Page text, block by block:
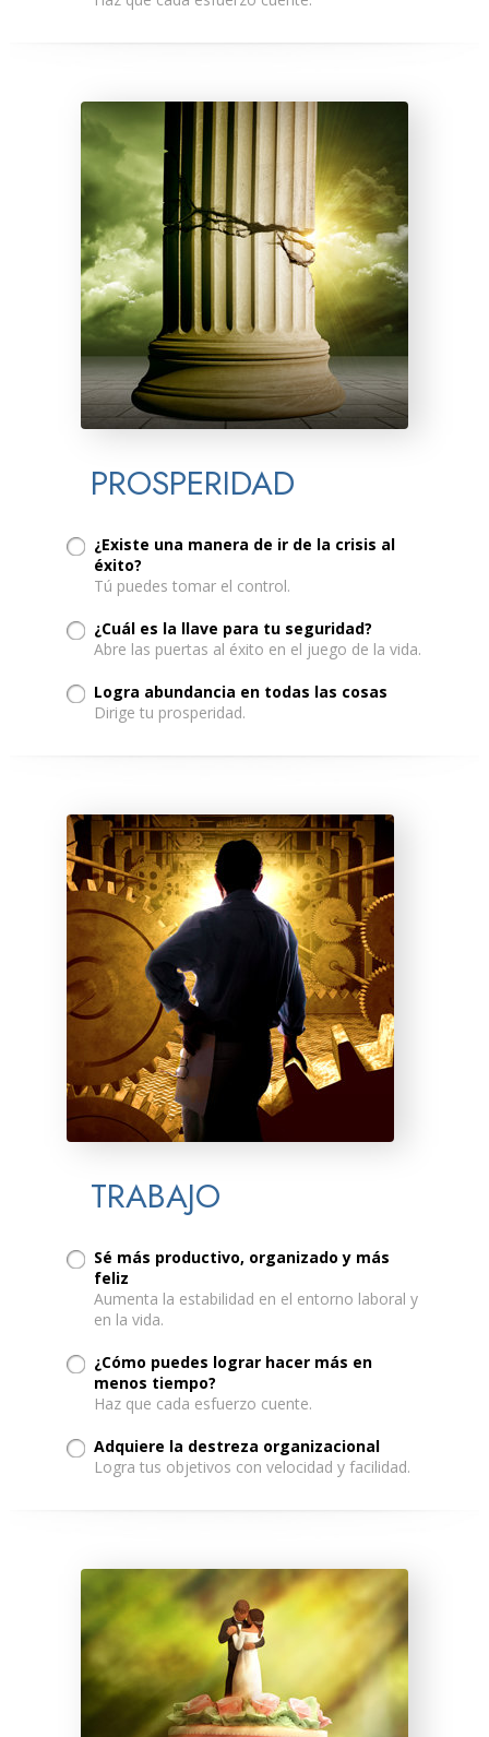
PROSPERIDAD
¿Existe una manera de ir de la crisis al
éxito?
Tú puedes tomar el control.
¿Cuál es la llave para tu seguridad?
Abre las puertas al éxito en el juego de la vida.
Logra abundancia en todas las cosas
Dirige tu prosperidad.
TRABAJO
Sé más productivo, organizado y más
feliz
Aumenta la estabilidad en el entorno laboral y
en la vida.
¿Cómo puedes lograr hacer más en
menos tiempo?
Haz que cada esfuerzo cuente.
Adquiere la destreza organizacional
Logra tus objetivos con velocidad y facilidad.